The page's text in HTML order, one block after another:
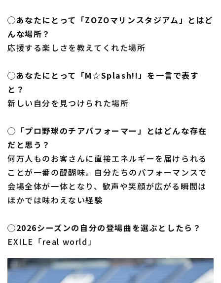
◯あなたにとって「ZOZOマリンスタジアム」とはど
んな場所？
応援する楽しさを教えてくれた場所
◯あなたにとって「M☆Splash!!」を一言で表す
と？
新しい自分を見つけられた場所
◯「プロ野球のチアパフォーマー」とはどんな存在
だと思う？
何万人ものお客さんに直接エネルギーを届けられる
ことが一番の醍醐味。自分たちのパフォーマンスで
会場全体が一体となり、歓声や笑顔が広がる瞬間は
ほかでは味わえない経験
◯2026シーズンの自分の登場曲を選ぶとしたら？
EXILE「real world」